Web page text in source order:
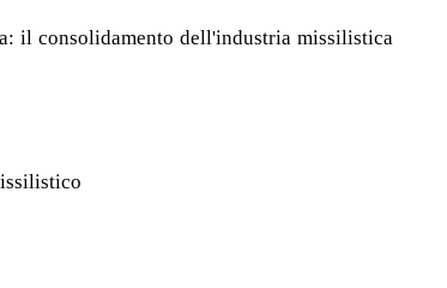
il consolidamento dell'industria missilistica